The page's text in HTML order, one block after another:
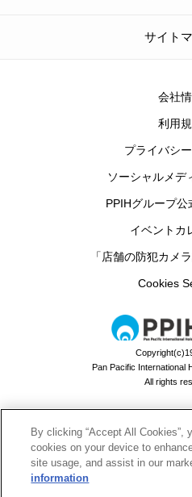
サイト
会社
利用
プライバシ
ソーシャルメデ
PPIHグループ
イベントカ
「店舗の防犯カメ
Cookies
Pan Pacific International
All rights
By clicking “Accept All Cookies”,
cookies on your device to
site usage, and assist in our
information
ドン・キホーテのお
ドンキでお買い物する